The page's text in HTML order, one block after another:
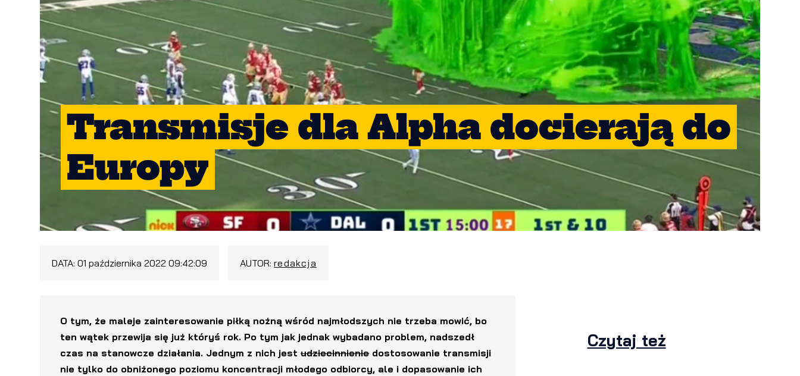
Transmisje dla Alpha docierają do
Europy
DATA:01 października 2022 09:42:09 AUTOR:redakcja
O tym, że maleje zainteresowanie piłką nożną wśród najmłodszych nie trzeba mowić, bo
ten wątek przewija się już któryś rok. Po tym jak jednak wybadano problem, nadszedł
czas na stanowcze działania. Jednym z nich jestudziecinnieniedostosowanie transmisji
nie tylko do obniżonego poziomu koncentracji młodego odbiorcy, ale i dopasowanie ich
Czytaj też